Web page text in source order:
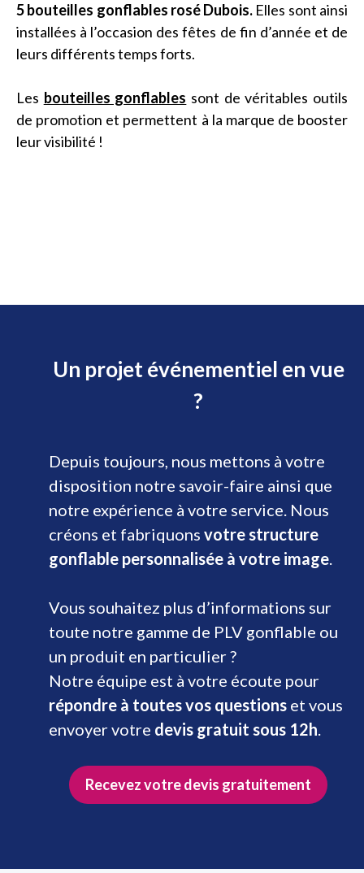
5 bouteilles gonflables rosé Dubois. Elles sont ainsi
installées à l’occasion des fêtes de fin d’année et de
leurs différents temps forts.
Les bouteilles gonflables sont de véritables outils
de promotion et permettent à la marque de booster
leur visibilité !
Un projet événementiel en vue
?
Depuis toujours, nous mettons à votre
disposition notre savoir-faire ainsi que
notre expérience à votre service. Nous
créons et fabriquons votre structure
gonflable personnalisée à votre image.
Vous souhaitez plus d’informations sur
toute notre gamme de PLV gonflable ou
un produit en particulier ?
Notre équipe est à votre écoute pour
répondre à toutes vos questions et vous
envoyer votre devis gratuit sous 12h.
Recevez votre devis gratuitement